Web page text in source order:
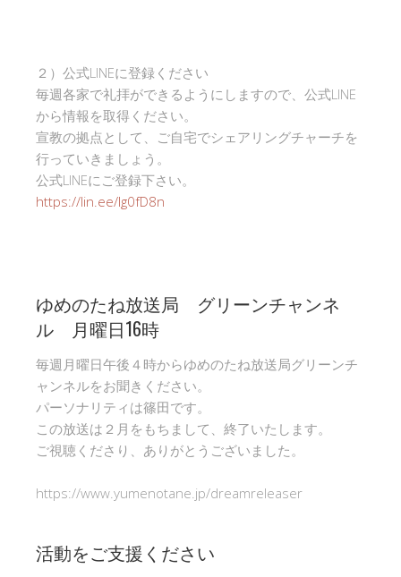
２）公式LINEに登録ください
毎週各家で礼拝ができるようにしますので、公式LINE
から情報を取得ください。
宣教の拠点として、ご自宅でシェアリングチャーチを
行っていきましょう。
公式LINEにご登録下さい。
https://lin.ee/Ig0fD8n
ゆめのたね放送局 グリーンチャンネ
ル 月曜日16時
毎週月曜日午後４時からゆめのたね放送局グリーンチ
ャンネルをお聞きください。
パーソナリティは篠田です。
この放送は２月をもちまして、終了いたします。
ご視聴くださり、ありがとうございました。
https://www.yumenotane.jp/dreamreleaser
活動をご支援ください